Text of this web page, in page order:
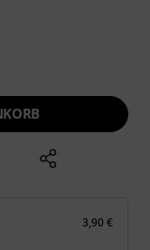
3,90 €